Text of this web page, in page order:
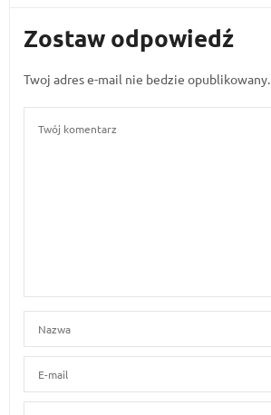
Zostaw odpowiedź
Twoj adres e-mail nie bedzie opublikowany.